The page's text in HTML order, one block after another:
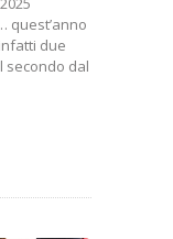
quest’anno
due
secondo dal